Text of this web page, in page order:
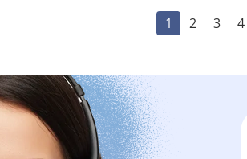
1 2 3 4